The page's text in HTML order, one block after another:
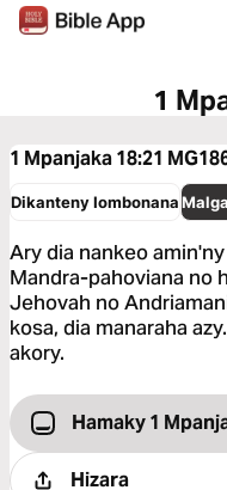
1
1 Mpanjaka 18:21
Dikanteny Iombonana
Ary dia nankeo
Mandra-pahoviana no
Jehovah no
kosa, dia manaraha
akory.
Hamaky 1
Hizara